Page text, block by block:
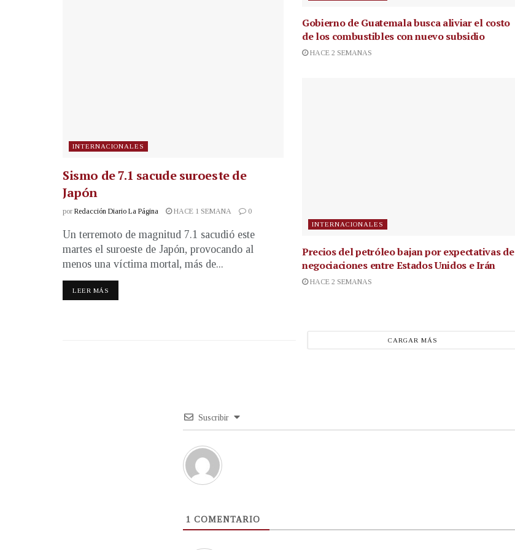
INTERNACIONALES
Sismo de 7.1 sacude suroeste de
Japón
por Redacción Diario La Página HACE 1 SEMANA 0
Un terremoto de magnitud 7.1 sacudió este
martes el suroeste de Japón, provocando al
menos una víctima mortal, más de...
LEER MÁS
Gobierno de Guatemala busca aliviar el costo
de los combustibles con nuevo subsidio
HACE 2 SEMANAS
INTERNACIONALES
Precios del petróleo bajan por expectativas de
negociaciones entre Estados Unidos e Irán
HACE 2 SEMANAS
CARGAR MÁS
Suscribir
1 COMENTARIO